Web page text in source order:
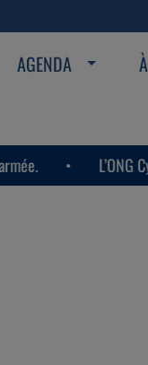
AGENDA
L’ONG CyberWell